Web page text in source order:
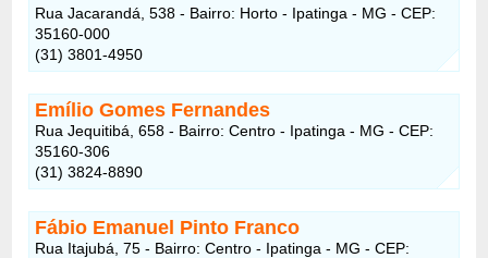
Rua Jacarandá, 538 - Bairro: Horto - Ipatinga - MG - CEP:
35160-000
(31) 3801-4950
Emílio Gomes Fernandes
Rua Jequitibá, 658 - Bairro: Centro - Ipatinga - MG - CEP:
35160-306
(31) 3824-8890
Fábio Emanuel Pinto Franco
Rua Itajubá, 75 - Bairro: Centro - Ipatinga - MG - CEP: